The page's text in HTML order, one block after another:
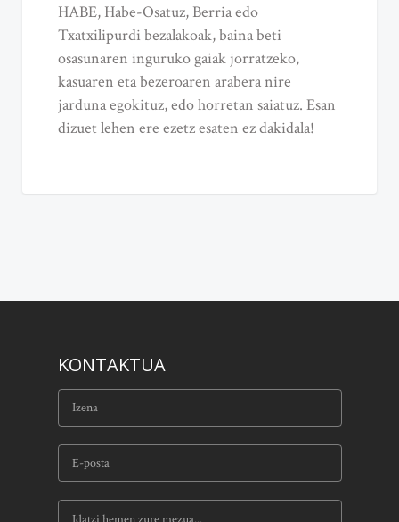
HABE, Habe-Osatuz, Berria edo
Txatxilipurdi bezalakoak, baina beti
osasunaren inguruko gaiak jorratzeko,
kasuaren eta bezeroaren arabera nire
jarduna egokituz, edo horretan saiatuz. Esan
dizuet lehen ere ezetz esaten ez dakidala!
KONTAKTUA